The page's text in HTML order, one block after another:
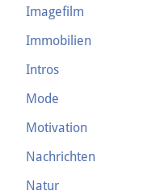
Imagefilm
Immobilien
Intros
Mode
Motivation
Nachrichten
Natur